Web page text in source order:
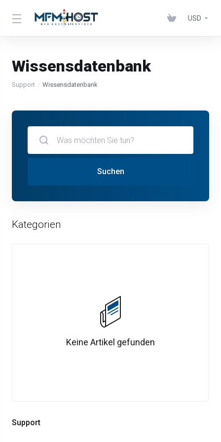
USD
Wissensdatenbank
Support Wissensdatenbank
Support
Suchen
Kategorien
Keine Artikel gefunden